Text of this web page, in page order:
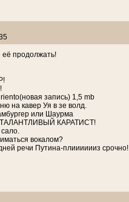
её продолжать!
запись) 1,5 mb
на кавер Уя в зе волд.
или Шаурма
КАРАТИСТ!
вокалом?
речи Путина-плииииииз срочно!